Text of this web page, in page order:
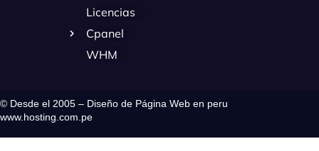
Licencias
Cpanel
WHM
© Desde el 2005 – Diseño de Página Web en peru
www.hosting.com.pe